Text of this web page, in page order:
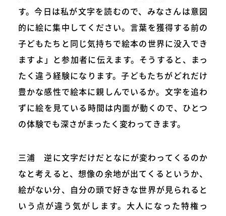
す。今日は私が文字を読むので、みなさんは意図
的に絵に集中してください。言葉を獲得する前の
子どもたちと同じ気持ちで絵本の世界に没入でき
ますよ」と参加者に伝えます。そうすると、まっ
たく違う経験になります。子どもたちがどれだけ
豊かな感性で絵本に親しんでいるか。文字を追わ
ずに絵を見ている時間は内面が動くので、ひとつ
の体験でも深さがまったく変わってきます。
三浦 逆に文字だけだとなにが変わってくるのか
なと考えると、想像の余地が出てくるというか、
絵がない分、自分の頭で好きな世界が見られると
いう点が違う気がします。大人になった特権っ